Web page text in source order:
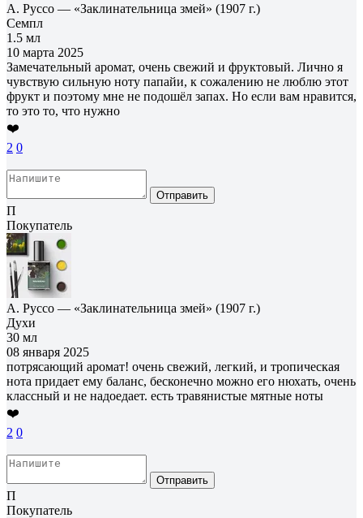
А. Руссо — «Заклинательница змей» (1907 г.)
Семпл
1.5 мл
10 марта 2025
Замечательный аромат, очень свежий и фруктовый. Лично я
чувствую сильную ноту папайи, к сожалению не люблю этот
фрукт и поэтому мне не подошёл запах. Но если вам нравится,
то это то, что нужно
❤️
2 0
Отправить
П
Покупатель
А. Руссо — «Заклинательница змей» (1907 г.)
Духи
30 мл
08 января 2025
потрясающий аромат! очень свежий, легкий, и тропическая
нота придает ему баланс, бесконечно можно его нюхать, очень
классный и не надоедает. есть травянистые мятные ноты
❤️
2 0
Отправить
П
Покупатель